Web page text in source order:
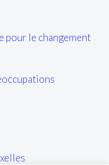
pour le changement